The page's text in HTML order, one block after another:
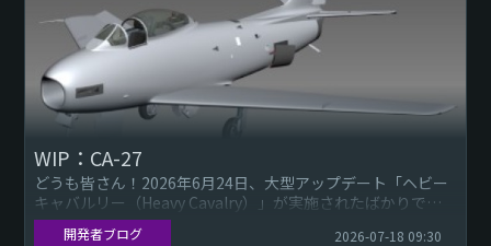
WIP：CA-27
どうも皆さん！2026年6月24日、大型アップデート「ヘビー
キャバルリー（Heavy Cavalry）」が実施されたばかりです
が、私たちはすでに次期大型アップデートのコンテンツ制
開発者ブログ 2026-07-18 09:30